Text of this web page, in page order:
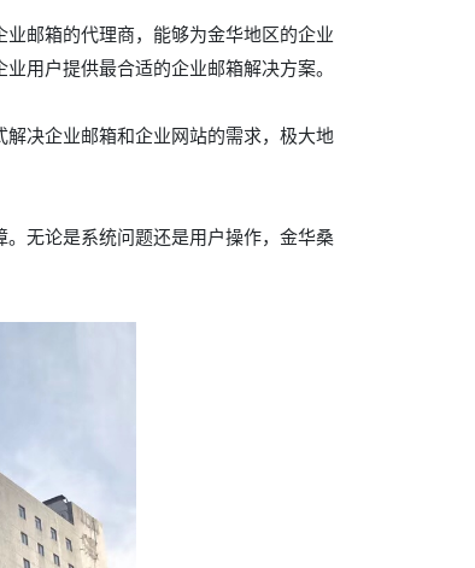
邮箱的代理商，能够为金华地区的企业
用户提供最合适的企业邮箱解决方案。
决企业邮箱和企业网站的需求，极大地
无论是系统问题还是用户操作，金华桑